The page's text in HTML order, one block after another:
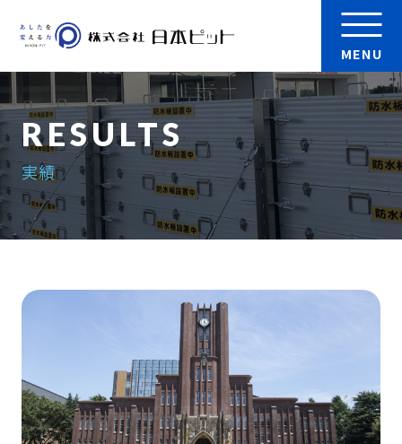
会社案内
製品
実績
お問い合わせ
検 索
MENU
実績